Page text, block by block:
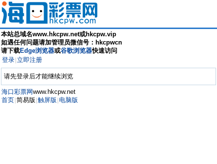
本站总域名www.hkcpw.net或hkcpw.vip
如遇任何问题请加管理员微信号：hkcpwcn
请下载Edge浏览器或谷歌浏览器快速访问
登录 立即注册
请先登录后才能继续浏览
海口彩票网www.hkcpw.net
首页 简易版 触屏版 电脑版